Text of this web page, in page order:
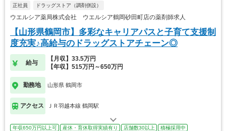
正社員 ドラッグストア（調剤併設）
ウエルシア薬局株式会社 ウエルシア鶴岡砂田町店の薬剤師求人
【山形県鶴岡市】多彩なキャリアパスと子育て支援制
度充実♪高給与のドラッグストアチェーン◎
給与
【月収】33.5万円
【年収】515万円～650万円
勤務地 山形県 鶴岡市
アクセス ＪＲ羽越本線 鶴岡駅
年収650万円以上可 産休・育休取得実績有り 店舗数30以上
積極採用中